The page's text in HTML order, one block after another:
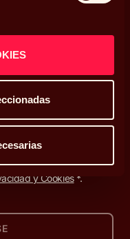
y Cookies*.